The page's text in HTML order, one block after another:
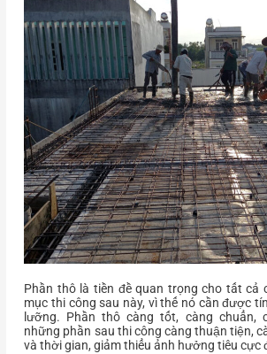
Phần thô là tiền đề quan trọng cho tất cả
mục thi công sau này, vì thế nó cần được
lưỡng. Phần thô càng tốt, càng chuẩn,
những phần sau thi công càng thuận tiện,
và thời gian, giảm thiểu ảnh hưởng tiêu cực